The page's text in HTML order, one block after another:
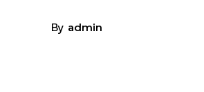
By admin